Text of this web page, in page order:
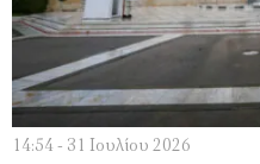
14:54 - 31 Ιουλίου 2026